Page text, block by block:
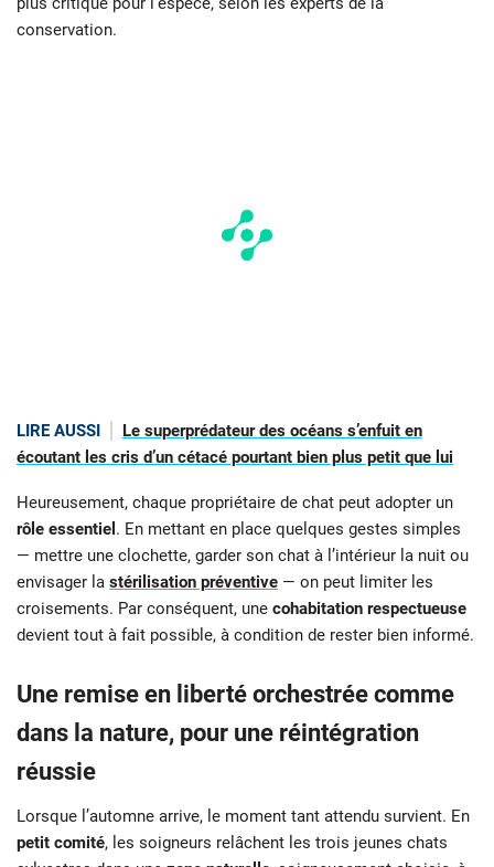
conservation.
LIRE AUSSI
Le superprédateur des océans s’enfuit en
écoutant les cris d’un cétacé pourtant bien plus petit que lui
Heureusement, chaque propriétaire de chat peut adopter un
rôle essentiel . En mettant en place quelques gestes simples
— mettre une clochette, garder son chat à l’intérieur la nuit ou
envisager la stérilisation préventive — on peut limiter les
croisements. Par conséquent, une cohabitation respectueuse
devient tout à fait possible, à condition de rester bien informé.
Une remise en liberté orchestrée comme
dans la nature, pour une réintégration
réussie
Lorsque l’automne arrive, le moment tant attendu survient. En
petit comité, les soigneurs relâchent les trois jeunes chats